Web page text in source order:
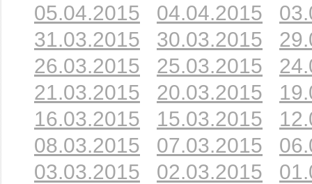
05.04.2015
04.04.2015
31.03.2015
30.03.2015
26.03.2015
25.03.2015
21.03.2015
20.03.2015
16.03.2015
15.03.2015
08.03.2015
07.03.2015
03.03.2015
02.03.2015